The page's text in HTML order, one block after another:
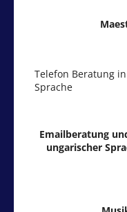
Telefon Beratung
Sprache
Emailberatung
ungarischer